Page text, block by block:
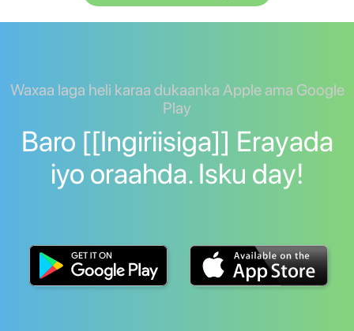
Waxaa laga heli karaa dukaanka Apple ama Google
Play
Baro [[Ingiriisiga]] Erayada
iyo oraahda. Isku day!